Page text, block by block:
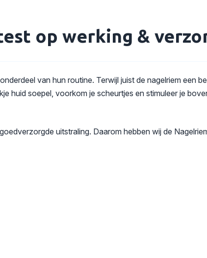
op werking &
van hun routine. Terwijl juist de nagelriem een
huid soepel, voorkom je scheurtjes en stimuleer je
uitstraling. Daarom hebben wij de